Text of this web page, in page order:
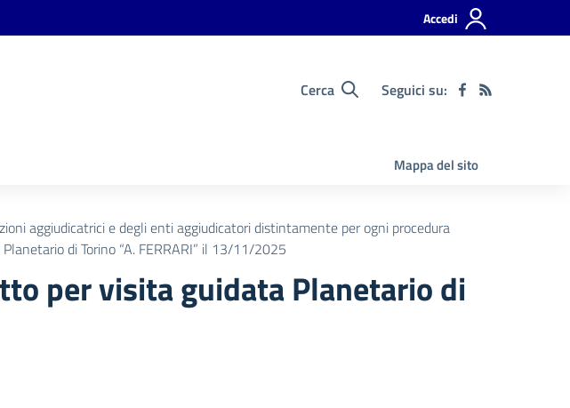
Accedi
Cerca Seguici su:
Mappa del sito
aggiudicatrici e degli enti aggiudicatori distintamente per ogni procedura
di Torino “A. FERRARI” il 13/11/2025
per visita guidata Planetario di